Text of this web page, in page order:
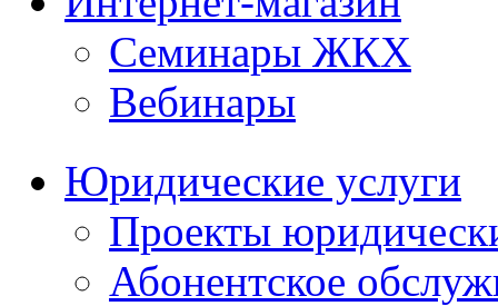
Семинары ЖКХ
Вебинары
Юридические услуги
Проекты
Абонентское